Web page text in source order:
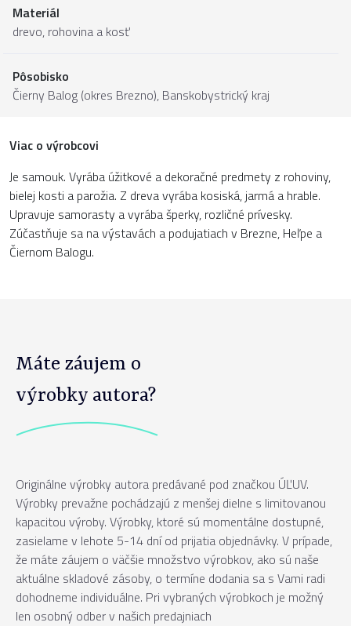
Materiál
drevo, rohovina a kosť
Pôsobisko
Čierny Balog (okres Brezno), Banskobystrický kraj
Viac o výrobcovi
Je samouk. Vyrába úžitkové a dekoračné predmety z rohoviny,
bielej kosti a parožia. Z dreva vyrába kosiská, jarmá a hrable.
Upravuje samorasty a vyrába šperky, rozličné prívesky.
Zúčastňuje sa na výstavách a podujatiach v Brezne, Heľpe a
Čiernom Balogu.
Máte záujem o
výrobky autora?
Originálne výrobky autora predávané pod značkou ÚĽUV.
Výrobky prevažne pochádzajú z menšej dielne s limitovanou
kapacitou výroby. Výrobky, ktoré sú momentálne dostupné,
zasielame v lehote 5-14 dní od prijatia objednávky. V prípade,
že máte záujem o väčšie množstvo výrobkov, ako sú naše
aktuálne skladové zásoby, o termíne dodania sa s Vami radi
dohodneme individuálne. Pri vybraných výrobkoch je možný
len osobný odber v našich predajniach